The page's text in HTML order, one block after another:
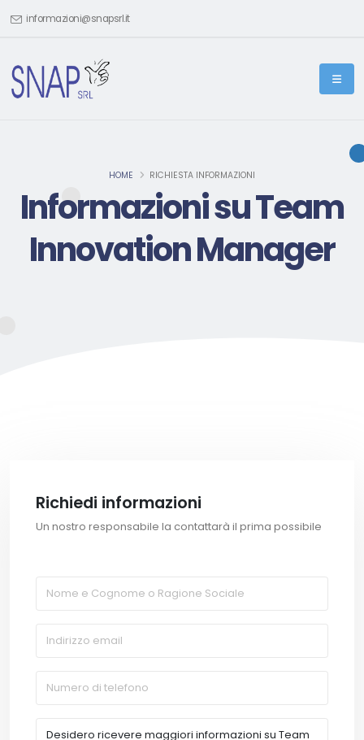
informazioni@snapsrl.it
HOME RICHIESTA INFORMAZIONI
Informazioni su Team
Innovation Manager
Richiedi informazioni
Un nostro responsabile la contattarà il prima possibile